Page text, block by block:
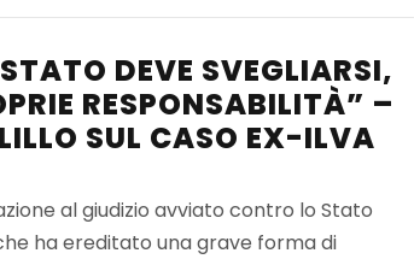
DEVE SVEGLIARSI,
RESPONSABILITÀ” –
SUL CASO EX-ILVA
al giudizio avviato contro lo Stato
ha ereditato una grave forma di